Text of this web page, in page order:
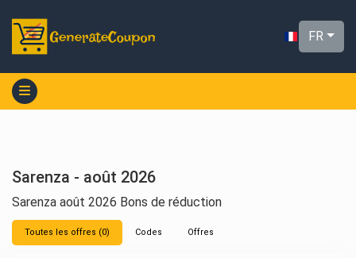
FR
Sarenza - août 2026
Sarenza août 2026 Bons de réduction
Toutes les offres (0) Codes Offres